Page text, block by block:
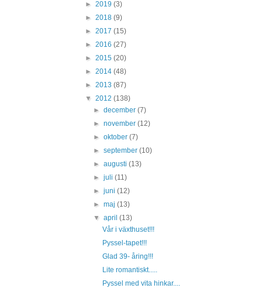
► 2019 (3)
► 2018 (9)
► 2017 (15)
► 2016 (27)
► 2015 (20)
► 2014 (48)
► 2013 (87)
▼ 2012 (138)
►december(7)
►november(12)
►oktober(7)
►september(10)
►augusti(13)
►juli(11)
►juni(12)
►maj(13)
▼april(13)
Vår i växthuset!!!
Pyssel-tapet!!!
Glad 39- åring!!!
Lite romantiskt.....
Pyssel med vita hinkar....